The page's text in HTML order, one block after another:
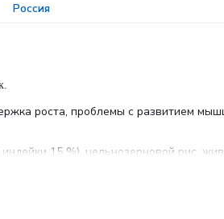
Россия
роста, проблемы с развитием
15 %), цельнозерновой рис,
минеральный комплекс,
антиоксидант (в том